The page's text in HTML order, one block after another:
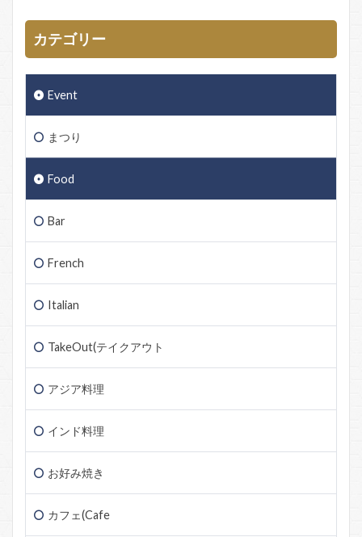
カテゴリー
Event
まつり
Food
Bar
French
Italian
TakeOut(テイクアウト
アジア料理
インド料理
お好み焼き
カフェ(Cafe